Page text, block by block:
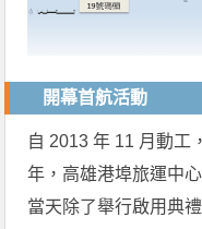
開幕首航活動
自 2013 年 11 月動工
年，高雄港埠旅運中
當天除了舉行啟用典